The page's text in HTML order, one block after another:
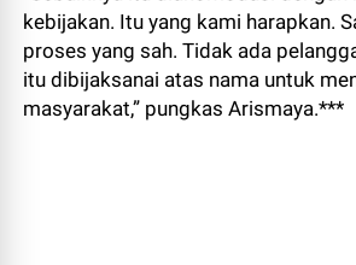
kebijakan. Itu yang kami harapkan.
proses yang sah. Tidak ada
itu dibijaksanai atas nama untuk
masyarakat,” pungkas Arismaya.***